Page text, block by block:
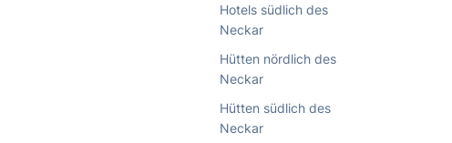
Hotels südlich des
Neckar
Hütten nördlich des
Neckar
Hütten südlich des
Neckar